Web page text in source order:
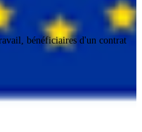
bénéficiaires d'un contrat